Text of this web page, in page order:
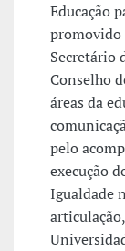
Educação
promovido
Secretário
Conselho
áreas da
pelo
execução
Igualdade